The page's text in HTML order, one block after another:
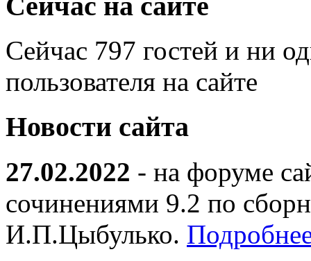
Сейчас 797 гостей и ни
пользователя на сайте
Новости сайта
27.02.2022 - на форуме
сочинениями 9.2 по
И.П.Цыбулько.